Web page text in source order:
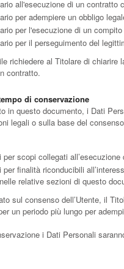
all'esecuzione di un contratto
per adempiere un obbligo
per l'esecuzione di un
per il perseguimento del
richiedere al Titolare di
contratto.
di conservazione
in questo documento, i Dati
legali o sulla base del
scopi collegati
finalità riconducibili
relative sezioni di questo
sul consenso dell’Utente, il
un periodo più lungo per
i Dati Personali